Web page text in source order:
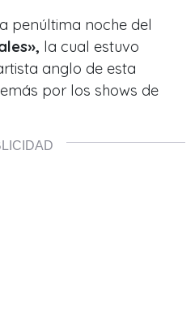
penúltima noche del
la cual estuvo
anglo de esta
por los shows de